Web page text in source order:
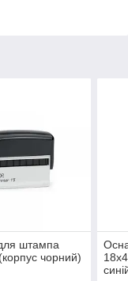
штампа
чорний)